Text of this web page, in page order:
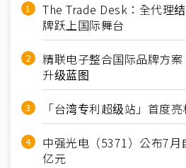
The Trade Desk：全代理
牌跃上国际舞台
精联电子整合国际品牌方
升级蓝图
「台湾专利超级站」首度
中强光电（5371）公布7
亿元